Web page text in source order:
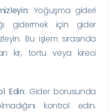
Yoğuşma gideri
gidermek için gider
Bu işlem sırasında
kir, tortu veya kireci
Edin: Gider borusunda
kontrol edin.